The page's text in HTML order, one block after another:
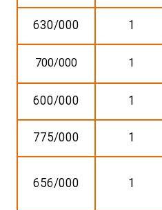
1
630/000
1
700/000
1
600/000
1
775/000
1
656/000